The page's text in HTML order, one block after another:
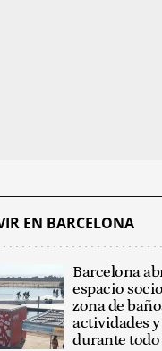
EN BARCELONA
Barcelona
espacio
zona de
actividades
durante todo